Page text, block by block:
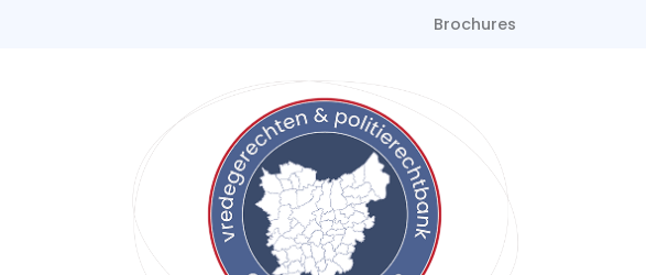
Brochures